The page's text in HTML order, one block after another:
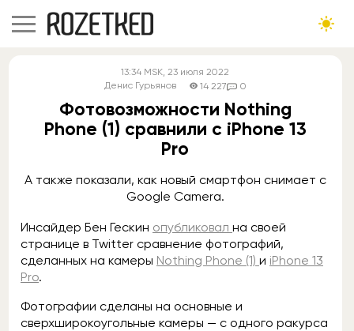
13:34 MSK, 23 июля 2022
Денис Гурьянов
14 227 0
Фотовозможности Nothing
Phone (1) сравнили с iPhone 13
Pro
А также показали, как новый смартфон снимает с
Google Camera.
Инсайдер Бен Гескин опубликовал на своей
странице в Twitter сравнение фотографий,
сделанных на камеры Nothing Phone (1) и iPhone 13
Pro.
Фотографии сделаны на основные и
сверхширокоугольные камеры — с одного ракурса